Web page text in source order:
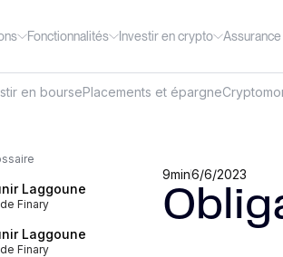
Fonctionnalités Investir en crypto Assurance
Laggoune
Finary
Laggoune
Finary
9min6/6/2023
en boursePlacements et épargne